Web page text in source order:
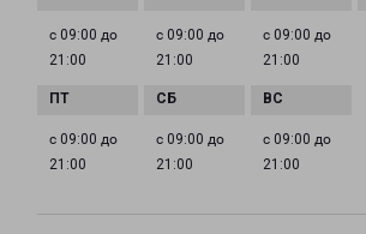
с 09:00 до
21:00
с 09:00 до
21:00
с 09:00 до
21:00
с 09:00 до
21:00
с 09:00 до
21:00
с 09:00 до
21:00